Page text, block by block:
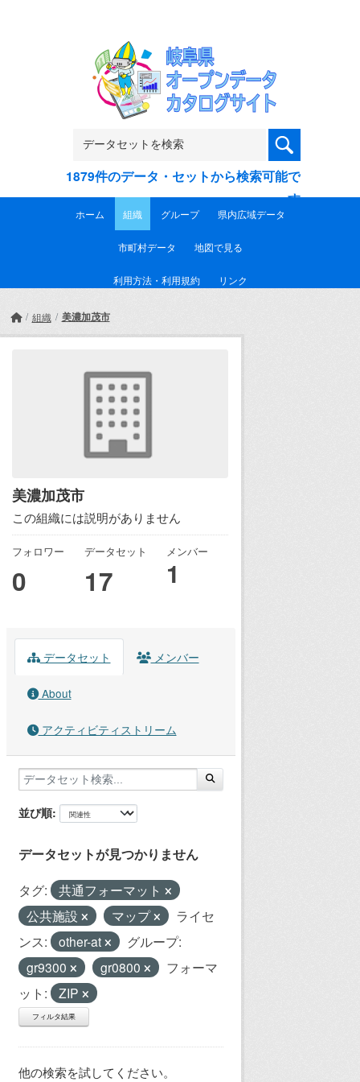
1879件のデータ・セットから検索可能で
す
ホーム 組織 グループ 県内広域データ
市町村データ 地図で見る
利用方法・利用規約 リンク
組織 美濃加茂市
美濃加茂市
この組織には説明がありません
フォロワー
0
データセット
17
メンバー
1
データセット メンバー
About
アクティビティストリーム
並び順
データセットが見つかりません
タグ:
共通フォーマット
公共施設
マップ
ライセ
ンス:
other-at
グループ:
gr9300
gr0800
フォーマ
ット:
ZIP
フィルタ結果
他の検索を試してください。